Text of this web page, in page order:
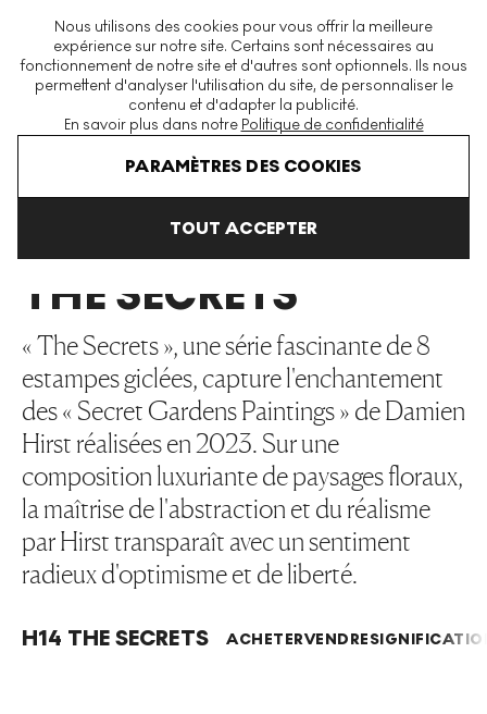
Nous utilisons des cookies pour vous offrir la meilleure
expérience sur notre site. Certains sont nécessaires au
fonctionnement de notre site et d'autres sont optionnels. Ils nous
permettent d'analyser l'utilisation du site, de personnaliser le
contenu et d'adapter la publicité.
En savoir plus dans notre Politique de confidentialité
PARAMÈTRES DES COOKIES
TOUT ACCEPTER
La plus grande plateforme mondiale d'estampes et éditions
modernes et contemporaines
Damien Hirst H14 The Secrets
H14
THE SECRETS
« The Secrets », une série fascinante de 8
estampes giclées, capture l'enchantement
des « Secret Gardens Paintings » de Damien
Hirst réalisées en 2023. Sur une
composition luxuriante de paysages floraux,
la maîtrise de l'abstraction et du réalisme
par Hirst transparaît avec un sentiment
radieux d'optimisme et de liberté.
H14 THE SECRETS ACHETERVENDRE